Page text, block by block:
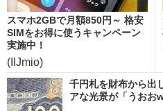
スマホ2GBで月額850円～ 格安
SIMをお得に使うキャンペーン
実施中！
(IIJmio)
千円札を財布から
アな光景が「うおお